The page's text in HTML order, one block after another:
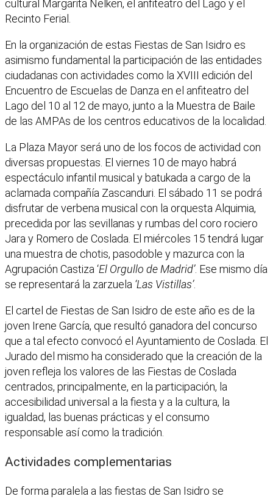
cultural Margarita Nelken, el anfiteatro del Lago y el
Recinto Ferial.
En la organización de estas Fiestas de San Isidro es
asimismo fundamental la participación de las entidades
ciudadanas con actividades como la XVIII edición del
Encuentro de Escuelas de Danza en el anfiteatro del
Lago del 10 al 12 de mayo, junto a la Muestra de Baile
de las AMPAs de los centros educativos de la localidad.
La Plaza Mayor será uno de los focos de actividad con
diversas propuestas. El viernes 10 de mayo habrá
espectáculo infantil musical y batukada a cargo de la
aclamada compañía Zascanduri. El sábado 11 se podrá
disfrutar de verbena musical con la orquesta Alquimia,
precedida por las sevillanas y rumbas del coro rociero
Jara y Romero de Coslada. El miércoles 15 tendrá lugar
una muestra de chotis, pasodoble y mazurca con la
Agrupación Castiza ‘El Orgullo de Madrid’. Ese mismo día
se representará la zarzuela ‘Las Vistillas’.
El cartel de Fiestas de San Isidro de este año es de la
joven Irene García, que resultó ganadora del concurso
que a tal efecto convocó el Ayuntamiento de Coslada. El
Jurado del mismo ha considerado que la creación de la
joven refleja los valores de las Fiestas de Coslada
centrados, principalmente, en la participación, la
accesibilidad universal a la fiesta y a la cultura, la
igualdad, las buenas prácticas y el consumo
responsable así como la tradición.
Actividades complementarias
De forma paralela a las fiestas de San Isidro se